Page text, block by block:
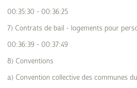
00:35:30 - 00:36:25
7) Contrats de bail - logements pour
00:36:39 - 00:37:49
8) Conventions
a) Convention collective des communes